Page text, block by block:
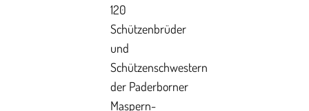
120
Schützenbrüder
und
Schützenschwestern
der Paderborner
Maspern-